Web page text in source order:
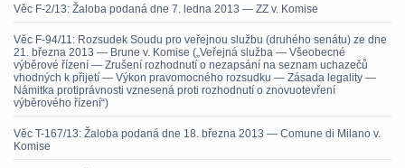
Věc F-2/13: Žaloba podaná dne 7. ledna 2013 — ZZ v. Komise
Věc F-94/11: Rozsudek Soudu pro veřejnou službu (druhého senátu) ze dne
21. března 2013 — Brune v. Komise („Veřejná služba — Všeobecné
výběrové řízení — Zrušení rozhodnutí o nezapsání na seznam uchazečů
vhodných k přijetí — Výkon pravomocného rozsudku — Zásada legality —
Námitka protiprávnosti vznesená proti rozhodnutí o znovuotevření
výběrového řízení“)
Věc T-167/13: Žaloba podaná dne 18. března 2013 — Comune di Milano v.
Komise